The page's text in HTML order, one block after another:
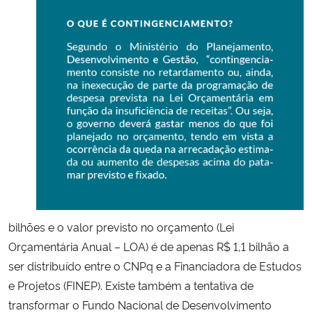
bilhões e o valor previsto no orçamento (Lei
Orçamentária Anual – LOA) é de apenas R$ 1,1 bilhão a
ser distribuído entre o CNPq e a Financiadora de Estudos
e Projetos (FINEP). Existe também a tentativa de
transformar o Fundo Nacional de Desenvolvimento